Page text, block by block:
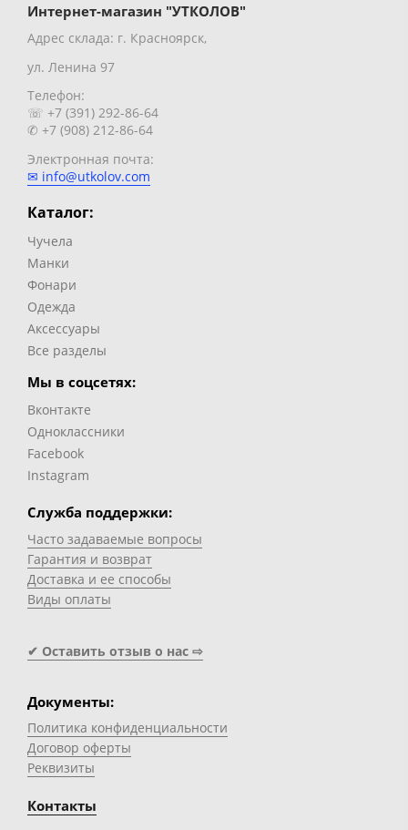
Интернет-магазин "УТКОЛОВ"
Адрес склада: г. Красноярск,
ул. Ленина 97
Телефон:
☏ +7 (391) 292-86-64
✆ +7 (908) 212-86-64
Электронная почта:
✉ info@utkolov.com
Каталог:
Чучела
Манки
Фонари
Одежда
Аксессуары
Все разделы
Мы в соцсетях:
Вконтакте
Одноклассники
Facebook
Instagram
Служба поддержки:
Часто задаваемые вопросы
Гарантия и возврат
Доставка и ее способы
Виды оплаты
✔ Оставить отзыв о нас ⇨
Документы:
Политика конфиденциальности
Договор оферты
Реквизиты
Контакты